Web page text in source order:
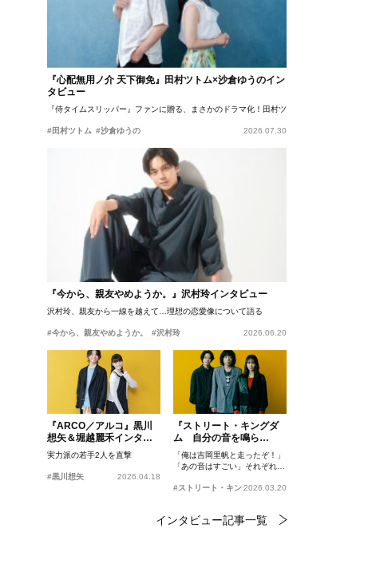
『心配無用ノ介 天下御免』田村ツトム×沙倉ゆうのイン
タビュー
『侍タイムスリッパー』ファンに贈る、まさかのドラマ化！田村ツトム×沙倉ゆうのが語
#田村ツトム #沙倉ゆうの 2026.07.30
『今から、親友やめようか。』沢村玲インタビュー
沢村玲、親友から一線を越えて…理想の恋愛像について語る
#今から、親友やめようか。 #沢村玲 2026.06.20
『ARCO／アルコ』黒川
想矢＆堀越麗禾インタビ
ュー
実力派の若手2人を直撃
#黒川想矢 2026.04.18
『ストリート・キングダ
ム 自分の音を鳴ら
せ。』峯田和伸、若葉竜
也、吉岡里帆インタビュ
ー
「俺は吉岡里帆と走ったぞ！」
「あの音はすごい」それぞれの
#ストリート・キングダム 自分の音を鳴らせ。
2026.03.20
インタビュー記事一覧